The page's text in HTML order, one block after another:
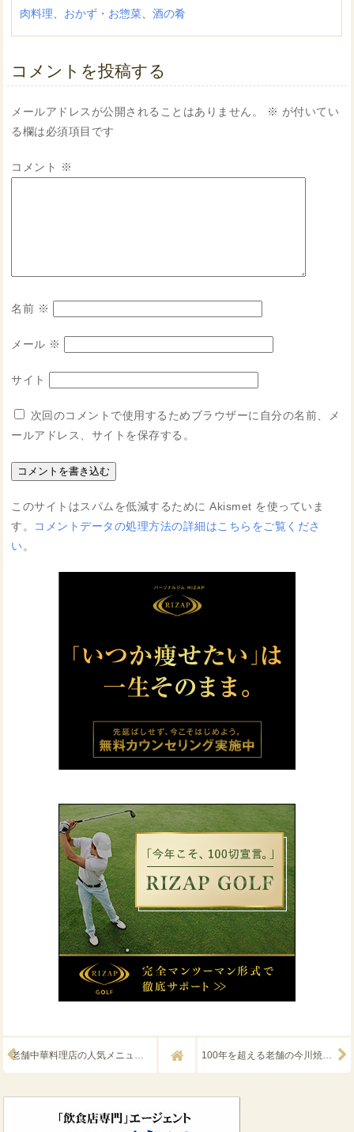
肉料理、 おかず・お惣菜、酒の肴
コメントを投稿する
メールアドレスが公開されることはありません。 ※ が付いてい
る欄は必須項目です
コメント ※
名前 ※
メール ※
サイト
次回のコメントで使用するためブラウザーに自分の名前、メ
ールアドレス、サイトを保存する。
このサイトはスパムを低減するために Akismet を使っていま
す。 コメントデータの処理方法の詳細はこちらをご覧くださ
い。
100年を超える老舗の今川焼『今川焼きさのや』
老舗中華料理店の人気メニュー『ひさご亭』さんの餃子